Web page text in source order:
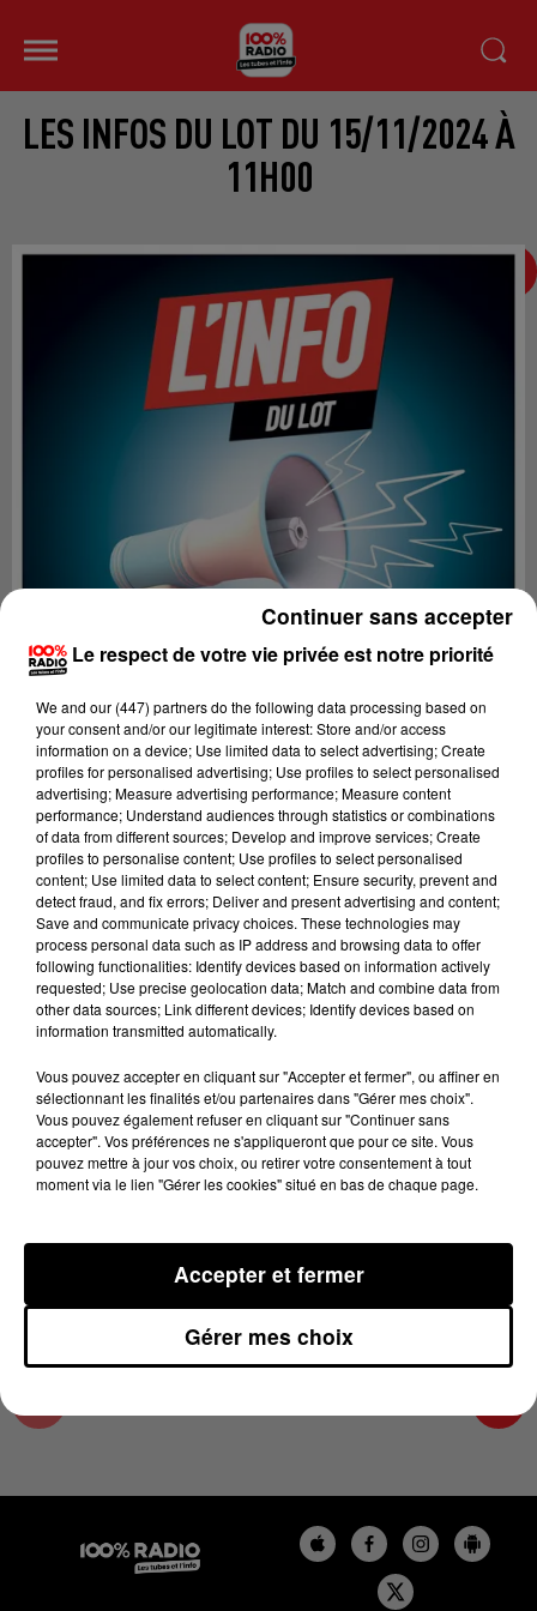
LES INFOS DU LOT DU 15/11/2024 À
11H00
Lecture (2 min 22 sec)
100%
100% Radio les infos du Lot
15 novembre 2024 - 2 min 22 sec
LES INFOS DU LOT DU 15/11/2024 À 11H00
15/11/2024
Le respect de votre vie privée est notre priorité
We and our (447) partnersdo the following data processing based on
your consent and/or our legitimate interest: Store and/or access
information on a device; Use limited data to select advertising; Create
profiles for personalised advertising; Use profiles to select personalised
advertising; Measure advertising performance; Measure content
performance; Understand audiences through statistics or combinations
of data from different sources; Develop and improve services; Create
profiles to personalise content; Use profiles to select personalised
content; Use limited data to select content; Ensure security, prevent and
detect fraud, and fix errors; Deliver and present advertising and content;
Save and communicate privacy choices. These technologies may
process personal data such as IP address and browsing data to offer
following functionalities: Identify devices based on information actively
requested; Use precise geolocation data; Match and combine data from
other data sources; Link different devices; Identify devices based on
information transmitted automatically.
Vous pouvez accepter en cliquant sur "Accepter et fermer", ou affiner en
sélectionnant les finalités et/ou partenaires dans "Gérer mes choix".
Vous pouvez également refuser en cliquant sur "Continuer sans
accepter". Vos préférences ne s'appliqueront que pour ce site. Vous
pouvez mettre à jour vos choix, ou retirer votre consentement à tout
moment via le lien "Gérer les cookies" situé en bas de chaque page.
Gérer mes choix
Accepter et fermer
Continuer sans accepter